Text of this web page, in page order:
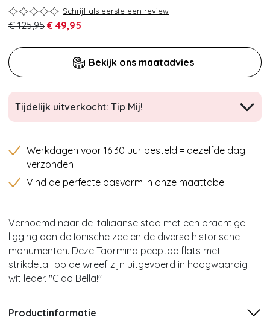
Schrijf als eerste een review
€ 125,95 € 49,95
Bekijk ons maatadvies
Tijdelijk uitverkocht: Tip Mij!
Werkdagen voor 16.30 uur besteld = dezelfde dag
verzonden
Vind de perfecte pasvorm in onze maattabel
Vernoemd naar de Italiaanse stad met een prachtige
ligging aan de Ionische zee en de diverse historische
monumenten. Deze Taormina peeptoe flats met
strikdetail op de wreef zijn uitgevoerd in hoogwaardig
wit leder. ''Ciao Bella!''
Productinformatie